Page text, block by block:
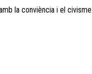
la conviència i el